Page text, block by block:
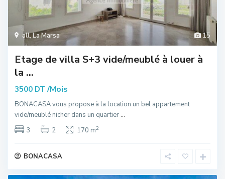
15
all,La Marsa
Etage de villa S+3 vide/meublé à louer à
la ...
3500 DT /Mois
BONACASA vous propose à la location un bel appartement
vide/meublé nicher dans un quartier...
3
2 170 m2
BONACASA